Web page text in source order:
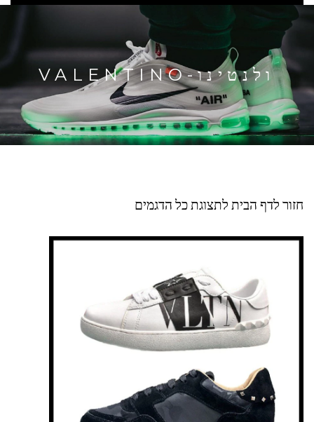
ולנטינו-VALENTINO
חזור לדף הבית לתצוגת כל הדגמים